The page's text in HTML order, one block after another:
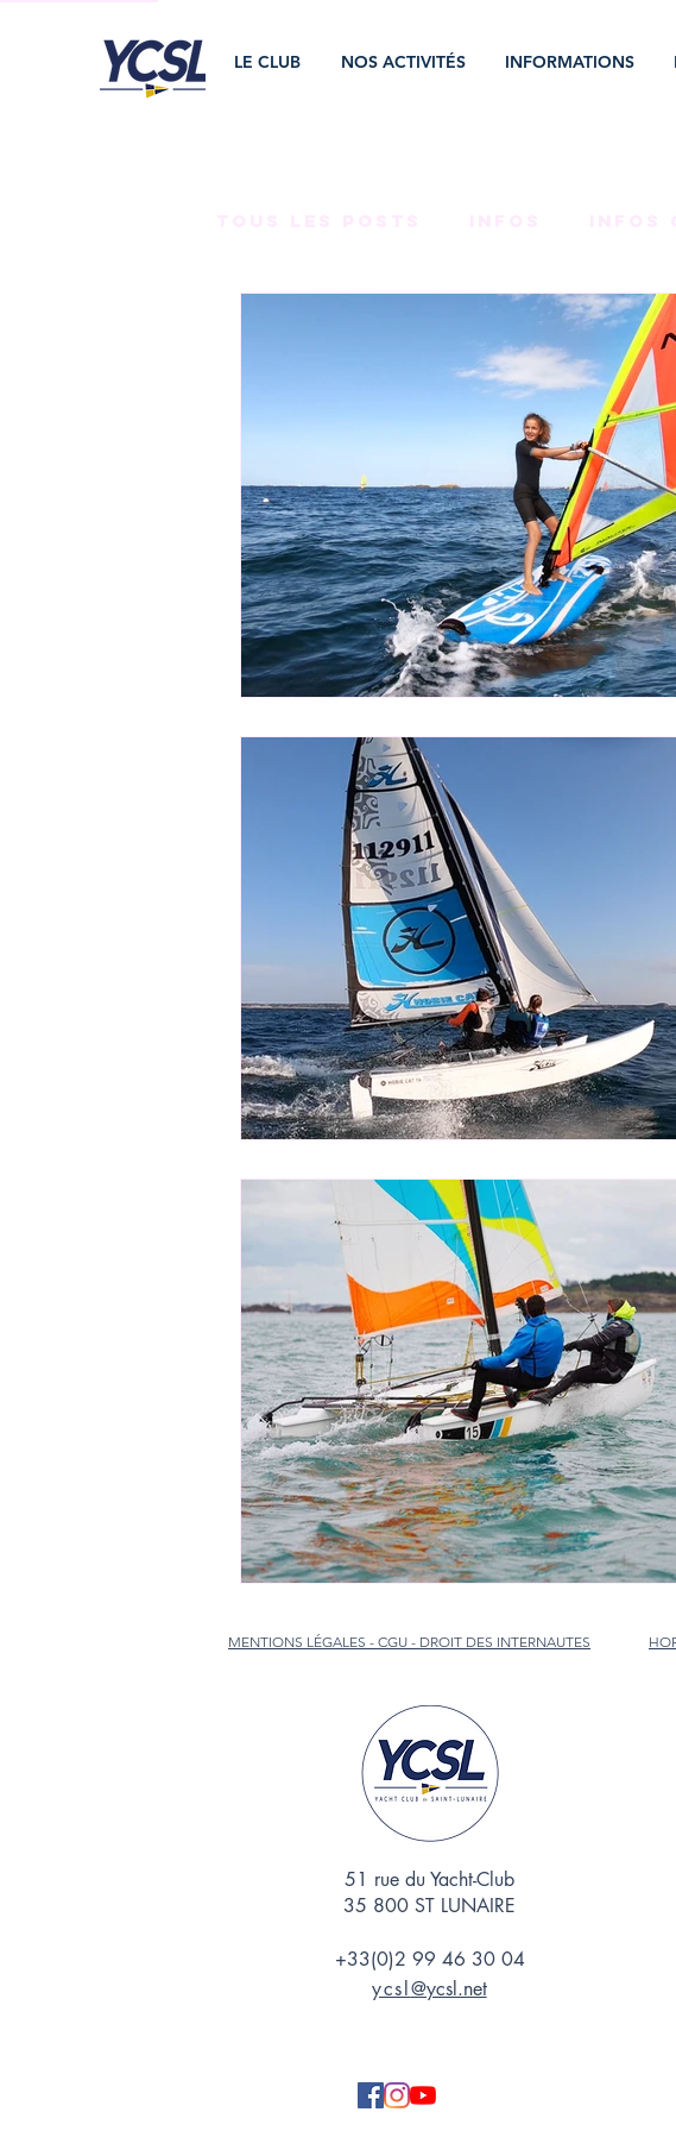
LE CLUB NOS ACTIVITÉS INFORMATIONS
LA VIE AU CLUB
MÉCÉNAT
STAGES PARKING RÉGATE
MENTIONS LÉGALES - CGU - DROIT DES INTERNAUTES
51 rue du Yacht-Club
35 800 ST LUNAIRE
+33(0)2 99 46 30 04
ycsl@ycsl.net